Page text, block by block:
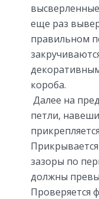
еще раз
правильном
короба.
Далее на
петли,
зазоры по
должны
Проверяется